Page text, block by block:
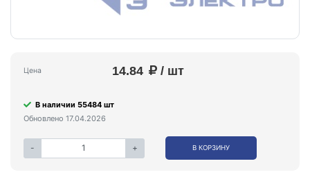
Цена 14.84 / шт
В наличии 55484 шт
Обновлено 17.04.2026
- + В КОРЗИНУ